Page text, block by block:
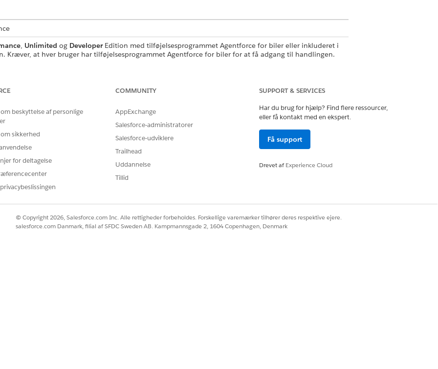
, Unlimited og DeveloperEdition med tilføjelsesprogrammet Agentforce for biler eller inkluderet i
Kræver, at hver bruger har tilføjelsesprogrammet Agentforce for biler for at få adgang til handlingen.
Forløb
meddelelsesskabeloner?
Nej
beskyttelse af personlige
sikkerhed
for deltagelse
COMMUNITY
AppExchange
Salesforce-administratorer
Salesforce-udviklere
Trailhead
Uddannelse
Tillid
SUPPORT & SERVICES
Har du brug for hjælp? Find flere ressourcer,
eller få kontakt med en ekspert.
Få support
Drevet afExperience Cloud
© Copyright 2026, Salesforce.com Inc. Alle rettigheder forbeholdes. Forskellige varemærker tilhører deres respektive ejere.
salesforce.com Danmark, filial af SFDC Sweden AB. Kampmannsgade 2, 1604 Copenhagen, Denmark